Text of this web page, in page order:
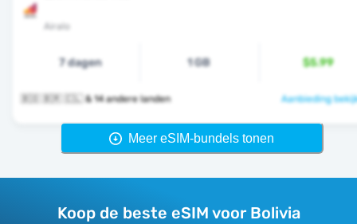
Airalo
7 dagen 1 GB $5.99
🇧🇴 🇧🇷 🇨🇱 & 14 andere landen Aanbieding
Meer eSIM-bundels tonen
Koop de beste eSIM voor Bolivia